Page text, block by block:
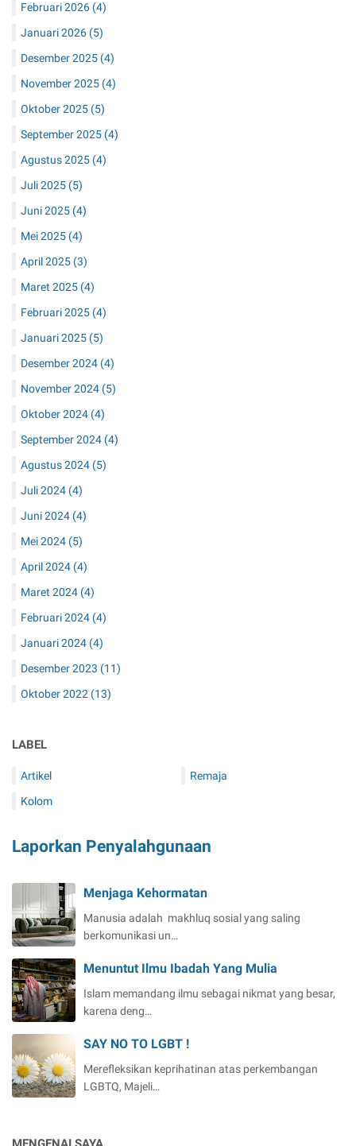
Februari 2026 (4)
Januari 2026 (5)
Desember 2025 (4)
November 2025 (4)
Oktober 2025 (5)
September 2025 (4)
Agustus 2025 (4)
Juli 2025 (5)
Juni 2025 (4)
Mei 2025 (4)
April 2025 (3)
Maret 2025 (4)
Februari 2025 (4)
Januari 2025 (5)
Desember 2024 (4)
November 2024 (5)
Oktober 2024 (4)
September 2024 (4)
Agustus 2024 (5)
Juli 2024 (4)
Juni 2024 (4)
Mei 2024 (5)
April 2024 (4)
Maret 2024 (4)
Februari 2024 (4)
Januari 2024 (4)
Desember 2023 (11)
Oktober 2022 (13)
LABEL
Artikel
Kolom
Remaja
Laporkan Penyalahgunaan
Menjaga Kehormatan
Manusia adalah makhluq sosial yang saling
berkomunikasi un…
Menuntut Ilmu Ibadah Yang Mulia
Islam memandang ilmu sebagai nikmat yang besar,
karena deng…
SAY NO TO LGBT !
Merefleksikan keprihatinan atas perkembangan
LGBTQ, Majeli…